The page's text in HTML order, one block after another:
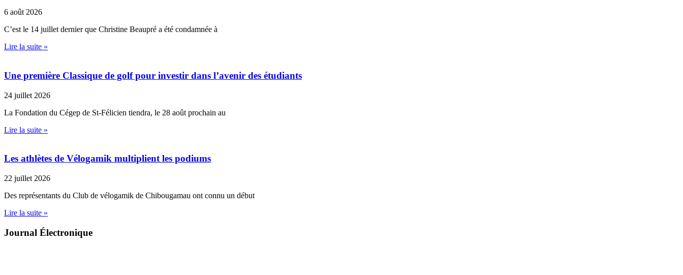
6 août 2026
C’est le 14 juillet dernier que Christine Beaupré a été condamnée à
Lire la suite »
Une première Classique de golf pour investir dans l’avenir des étudiants
24 juillet 2026
La Fondation du Cégep de St-Félicien tiendra, le 28 août prochain au
Lire la suite »
Les athlètes de Vélogamik multiplient les podiums
22 juillet 2026
Des représentants du Club de vélogamik de Chibougamau ont connu un début
Lire la suite »
Journal Électronique